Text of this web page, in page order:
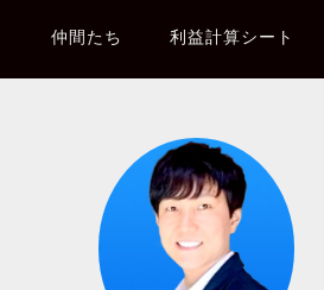
仲間たち 利益計算シート